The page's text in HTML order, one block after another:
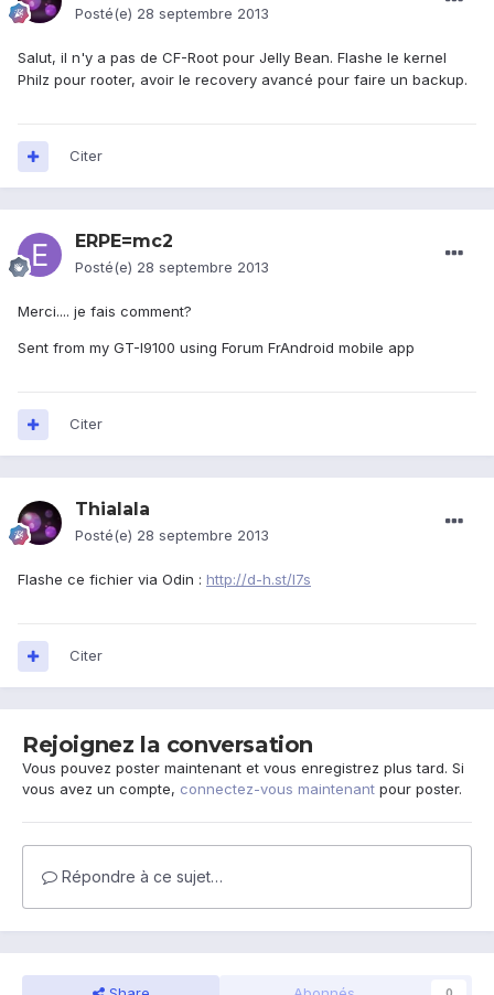
Posté(e) 28 septembre 2013
Salut, il n'y a pas de CF-Root pour Jelly Bean. Flashe le kernel
Philz pour rooter, avoir le recovery avancé pour faire un backup.
Citer
ERPE=mc2
Posté(e) 28 septembre 2013
Merci.... je fais comment?
Sent from my GT-I9100 using Forum FrAndroid mobile app
Citer
Thialala
Posté(e) 28 septembre 2013
Flashe ce fichier via Odin : http://d-h.st/l7s
Citer
Rejoignez la conversation
Vous pouvez poster maintenant et vous enregistrez plus tard. Si
vous avez un compte, connectez-vous maintenant pour poster.
Répondre à ce sujet…